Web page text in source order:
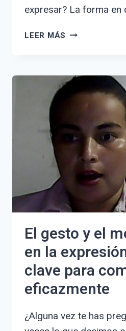
expresar? La forma en
LEER MÁS DESCUBRE
DE
DECIR
PARA
MEJORAR
TU
El gesto y el
en la
clave para
eficazmente
¿Alguna vez te has